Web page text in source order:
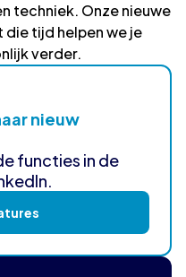
techniek. Onze nieuwe
die tijd helpen we je
verder.
nieuw
functies in de